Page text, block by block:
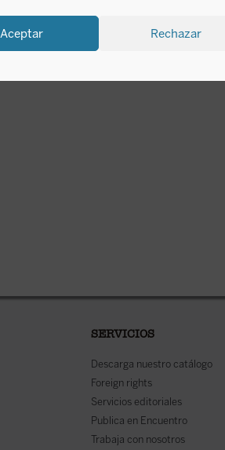
Aceptar Rechazar
SERVICIOS
Descarga nuestro catálogo
Foreign rights
Servicios editoriales
Publica en Encuentro
Trabaja con nosotros